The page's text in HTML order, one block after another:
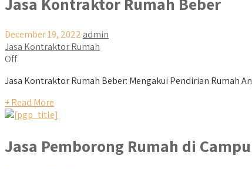
December 19, 2022 admin
Jasa Kontraktor Rumah
Off
Jasa Kontraktor Rumah Beber: Mengakui Pendirian Rumah
+ Read More
Jasa Pemborong Rumah di